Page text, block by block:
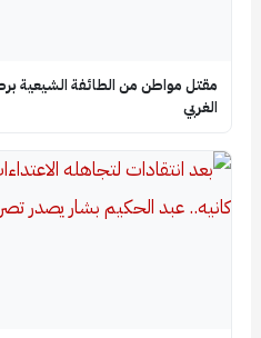
مقتل مواطن من الطائفة
الغربي